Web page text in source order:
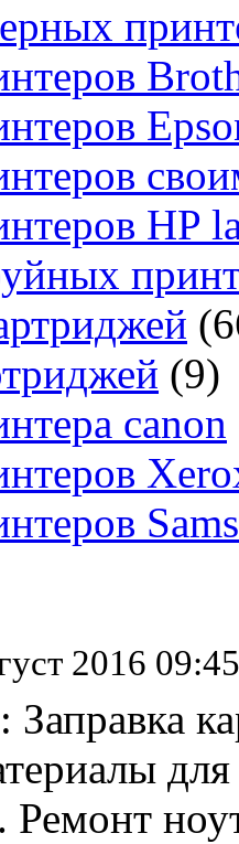
HP
(9)
canon
2016
: Заправка
Ремонт